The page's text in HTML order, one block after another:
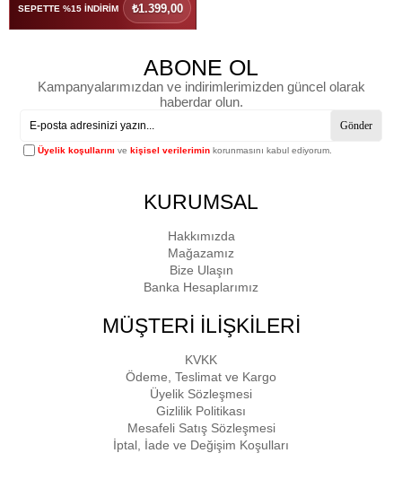
SEPETTE %15 İNDİRİM ₺1.399,00
ABONE OL
Kampanyalarımızdan ve indirimlerimizden güncel olarak
haberdar olun.
Gönder
Üyelik koşullarını vekişisel verilerimin korunmasını kabul ediyorum.
KURUMSAL
Hakkımızda
Mağazamız
Bize Ulaşın
Banka Hesaplarımız
MÜŞTERİ İLİŞKİLERİ
KVKK
Ödeme, Teslimat ve Kargo
Üyelik Sözleşmesi
Gizlilik Politikası
Mesafeli Satış Sözleşmesi
İptal, İade ve Değişim Koşulları